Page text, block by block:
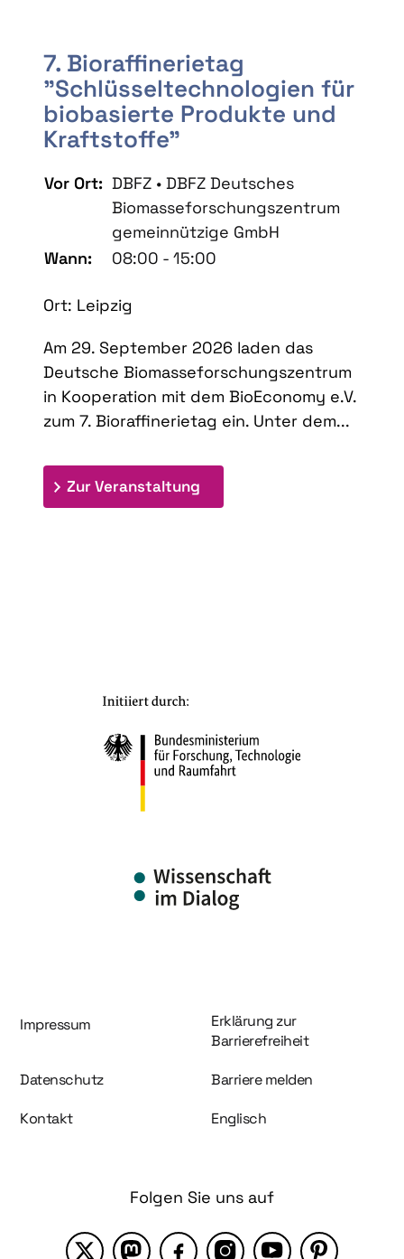
7. Bioraffinerietag
"Schlüsseltechnologien für
biobasierte Produkte und
Kraftstoffe"
Vor Ort: DBFZ • DBFZ Deutsches
Biomasseforschungszentrum
gemeinnützige GmbH
Wann:
08:00 - 15:00
Ort: Leipzig
Am 29. September 2026 laden das
Deutsche Biomasseforschungszentrum
in Kooperation mit dem BioEconomy e.V.
zum 7. Bioraffinerietag ein. Unter dem...
Zur Veranstaltung
Information und Service
Impressum
Erklärung zur
Barrierefreiheit
Datenschutz Barriere melden
Kontakt Englisch
Folgen Sie uns auf